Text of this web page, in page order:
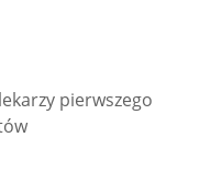
pierwszego